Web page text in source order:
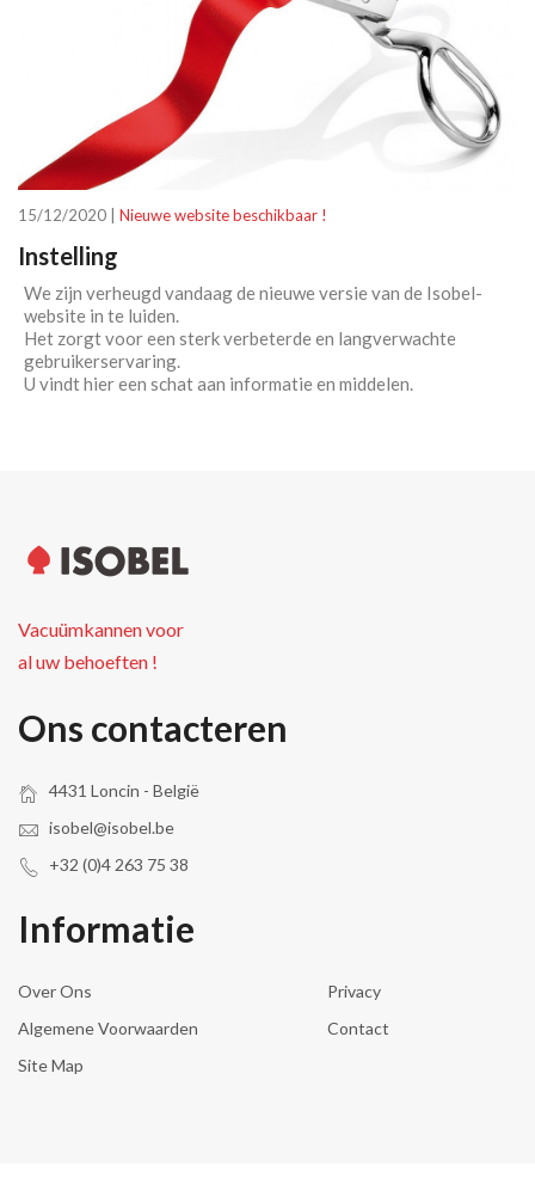
15/12/2020 | Nieuwe website beschikbaar !
Instelling
We zijn verheugd vandaag de nieuwe versie van de Isobel-
website in te luiden.
Het zorgt voor een sterk verbeterde en langverwachte
gebruikerservaring.
U vindt hier een schat aan informatie en middelen.
Vacuümkannen voor
al uw behoeften !
Ons contacteren
4431 Loncin - België
isobel@isobel.be
+32 (0)4 263 75 38
Informatie
Over Ons
Privacy
Algemene Voorwaarden
Contact
Site Map